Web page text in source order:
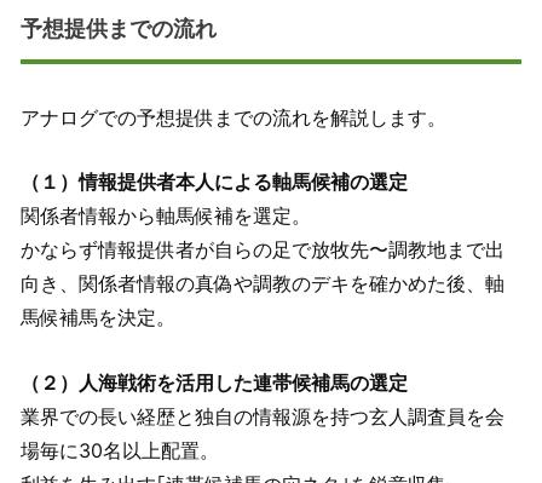
予想提供までの流れ
アナログでの予想提供までの流れを解説します。
（１）情報提供者本人による軸馬候補の選定
関係者情報から軸馬候補を選定。
かならず情報提供者が自らの足で放牧先〜調教地まで出
向き、関係者情報の真偽や調教のデキを確かめた後、軸
馬候補馬を決定。
（２）人海戦術を活用した連帯候補馬の選定
業界での長い経歴と独自の情報源を持つ玄人調査員を会
場毎に30名以上配置。